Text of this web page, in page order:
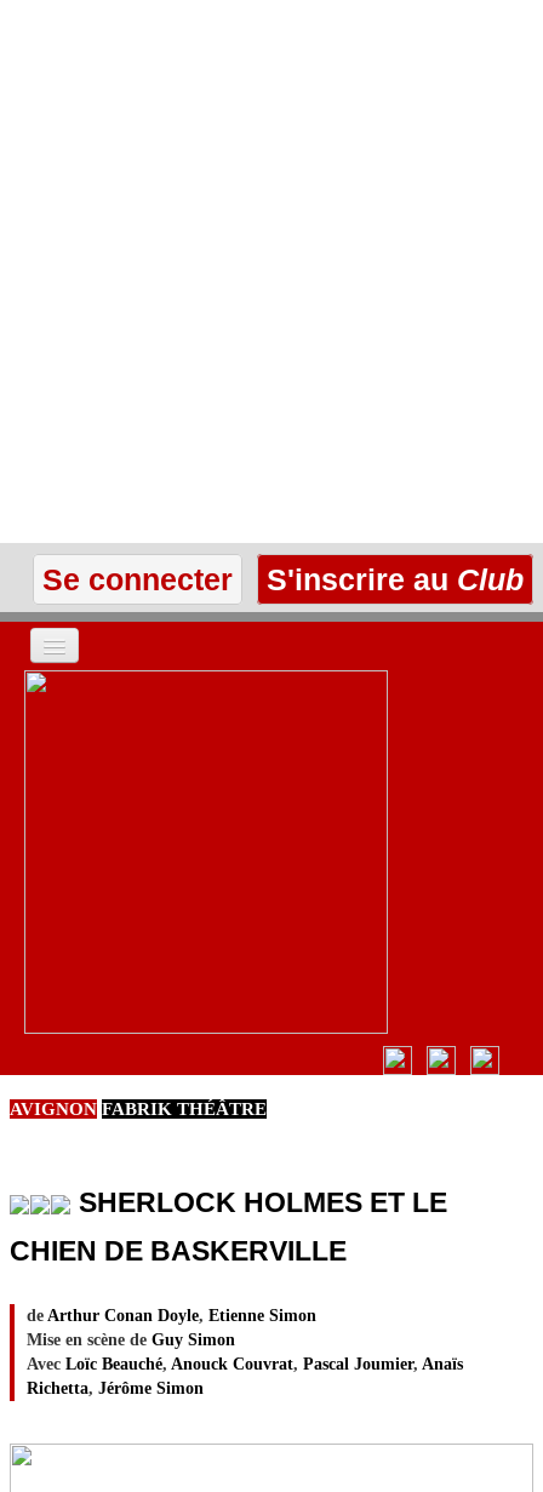
Se connecter S'inscrire au Club
AVIGNON FABRIK THÉÂTRE
SHERLOCK HOLMES ET LE
CHIEN DE BASKERVILLE
de Arthur Conan Doyle, Etienne Simon
Mise en scène de Guy Simon
Avec Loïc Beauché, Anouck Couvrat, Pascal Joumier, Anaïs
Richetta, Jérôme Simon